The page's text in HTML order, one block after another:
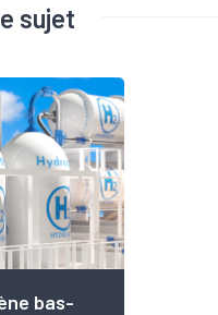
sujet
bas-